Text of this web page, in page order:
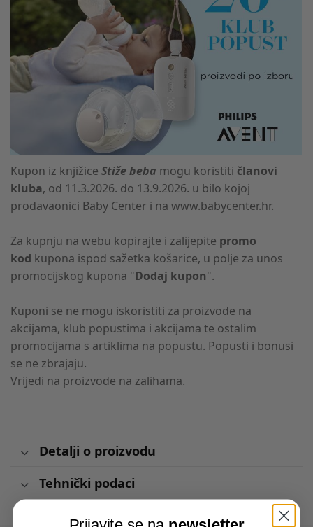
Kupon iz knjižiceStiže beba mogu koristiti članovi
kluba, od 11.3.2026. do 13.9.2026. u bilo kojoj
prodavaonici Baby Center i na www.babycenter.hr.
Za kupnju na webu kopirajte i zalijepite promo
kod kupona ispod sažetka košarice, u polje za unos
promocijskog kupona "Dodaj kupon".
Kuponi se ne mogu iskoristiti za proizvode na
akcijama, klub popustima i akcijama te ostalim
promocijama s artiklima na popustu. Popusti i bonusi
se ne zbrajaju.
Vrijedi na proizvode na zalihama.
Detalji o proizvodu
Tehnički podaci